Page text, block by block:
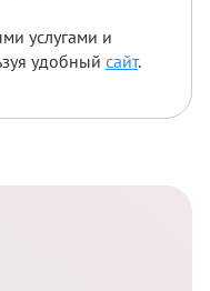
услугами и
удобный сайт.